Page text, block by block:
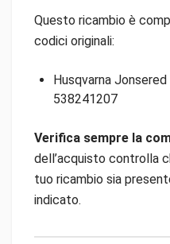
Questo ricambio è
codici originali:
Husqvarna
538241207
Verifica sempre la
dell’acquisto controlla
tuo ricambio sia
indicato.